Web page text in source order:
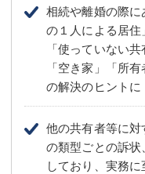
相続や離婚の際
の１人による居住
「使っていない
「空き家」「所
の解決のヒントに
他の共有者等に
の類型ごとの訴
しており、実務に